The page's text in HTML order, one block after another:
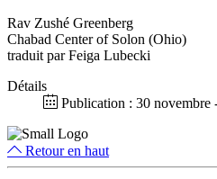
Rav Zushé Greenberg
Chabad Center of Solon (Ohio)
traduit par Feiga Lubecki
Détails
Publication : 30 novembre
Retour en haut